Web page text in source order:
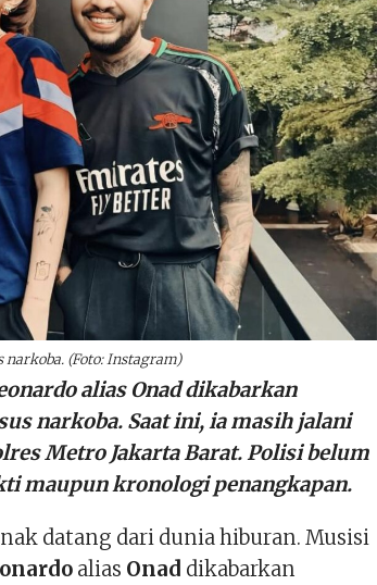
narkoba. (Foto: Instagram)
alias Onad dikabarkan
narkoba. Saat ini, ia masih jalani
Metro Jakarta Barat. Polisi belum
maupun kronologi penangkapan.
datang dari dunia hiburan. Musisi
alias Onad dikabarkan